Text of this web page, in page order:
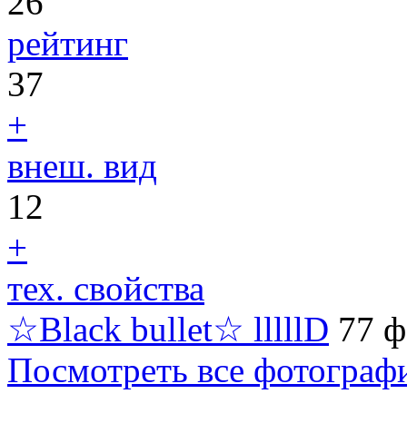
рейтинг
37
+
внеш. вид
12
+
тех. свойства
☆Black bullet☆ lllllD 77
Посмотреть все